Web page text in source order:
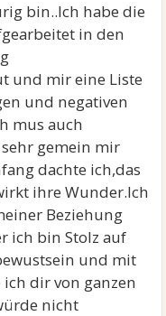
bin..Ich habe die
in den
und mir eine Liste
und negativen
mus auch
gemein mir
dachte ich,das
ihre Wunder.Ich
Beziehung
ich bin Stolz auf
und mit
ich dir von ganzen
nicht